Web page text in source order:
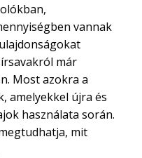
vannak
már
Most azokra a
amelyekkel újra és
használata során.
mit